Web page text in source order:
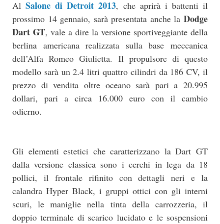
AlSalone di Detroit 2013, che aprirà i battenti il
prossimo 14 gennaio, sarà presentata anche la Dodge
Dart GT, vale a dire la versione sportiveggiante della
berlina americana realizzata sulla base meccanica
dell’Alfa Romeo Giulietta. Il propulsore di questo
modello sarà un 2.4 litri quattro cilindri da 186 CV, il
prezzo di vendita oltre oceano sarà pari a 20.995
dollari, pari a circa 16.000 euro con il cambio
odierno.
Gli elementi estetici che caratterizzano la Dart GT
dalla versione classica sono i cerchi in lega da 18
pollici, il frontale rifinito con dettagli neri e la
calandra Hyper Black, i gruppi ottici con gli interni
scuri, le maniglie nella tinta della carrozzeria, il
doppio terminale di scarico lucidato e le sospensioni